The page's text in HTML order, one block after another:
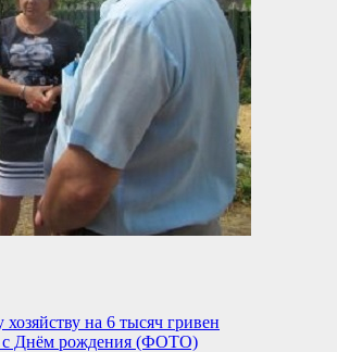
на 6 тысяч гривен
с Днём рождения (ФОТО)